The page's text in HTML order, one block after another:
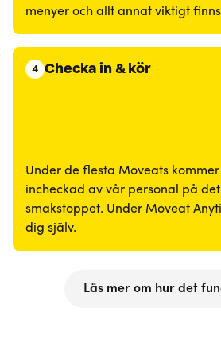
menyer och allt annat viktigt
4 Checka in & kör
Under de flesta Moveats
incheckad av vår personal på
smakstoppet. Under Moveat
dig själv.
Läs mer om hur det